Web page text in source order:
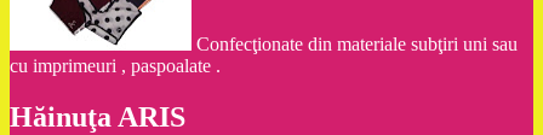
Confecţionate din materiale subţiri uni sau
cu imprimeuri , paspoalate .
Hăinuţa ARIS